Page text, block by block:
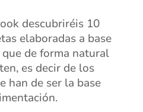
descubriréis 10
elaboradas a base
de forma natural
es decir de los
han de ser la base